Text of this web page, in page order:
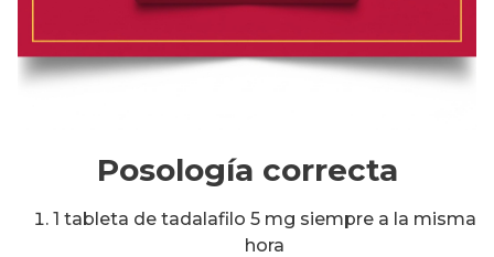
Posología correcta
1 tableta de tadalafilo 5 mg siempre a la misma
hora